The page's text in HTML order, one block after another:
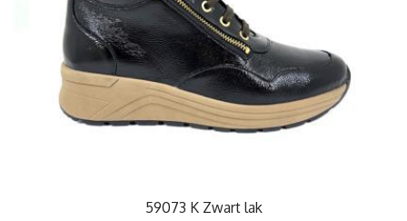
59073 K Zwart lak